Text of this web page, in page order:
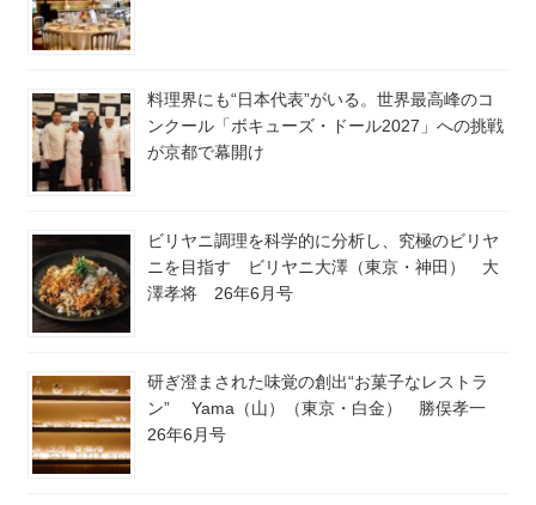
料理界にも“日本代表”がいる。世界最高峰のコ
ンクール「ボキューズ・ドール2027」への挑戦
が京都で幕開け
ビリヤニ調理を科学的に分析し、究極のビリヤ
ニを目指す ビリヤニ大澤（東京・神田） 大
澤孝将 26年6月号
研ぎ澄まされた味覚の創出“お菓子なレストラ
ン” Yama（山）（東京・白金） 勝俣孝一
26年6月号